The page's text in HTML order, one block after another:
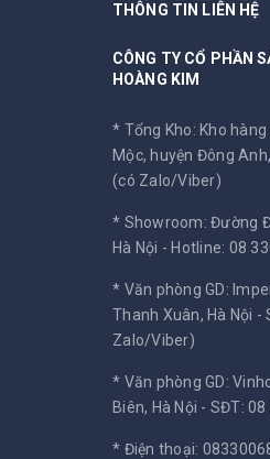
THÔNG TIN LIÊN HỆ
CÔNG TY CỔ PHẦN
HOÀNG KIM
* Tổng Kho: Kho
Mộc, huyện Đông
(có Zalo/Viber)
* Showroom: Đường
Hà Nội - Hotline: 08
* Văn phòng GD:
Thanh Xuân, Hà Nội -
Zalo/Viber)
* Văn phòng GD:
Biên, Hà Nội - SĐT:
* Điện thoại: